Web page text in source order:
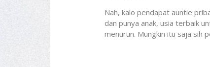
Nah, kalo pendapat auntie
dan punya anak, usia terbaik
menurun. Mungkin itu saja sih